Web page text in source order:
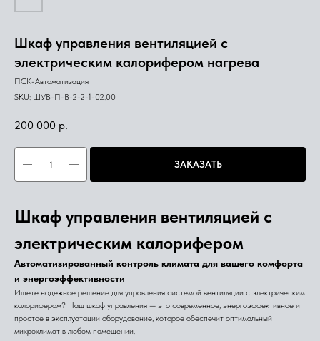
Шкаф управления вентиляцией с
электрическим калорифером нагрева
ПСК-Автоматизация
SKU: ШУВ-П-В-2-2-1-02.00
200 000 р.
ЗАКАЗАТЬ
Шкаф управления вентиляцией с
электрическим калорифером
Автоматизированный контроль климата для вашего комфорта
и энергоэффективности
Ищете надежное решение для управления системой вентиляции с электрическим
калорифером? Наш шкаф управления — это современное, энергоэффективное и
простое в эксплуатации оборудование, которое обеспечит оптимальный
микроклимат в любом помещении.